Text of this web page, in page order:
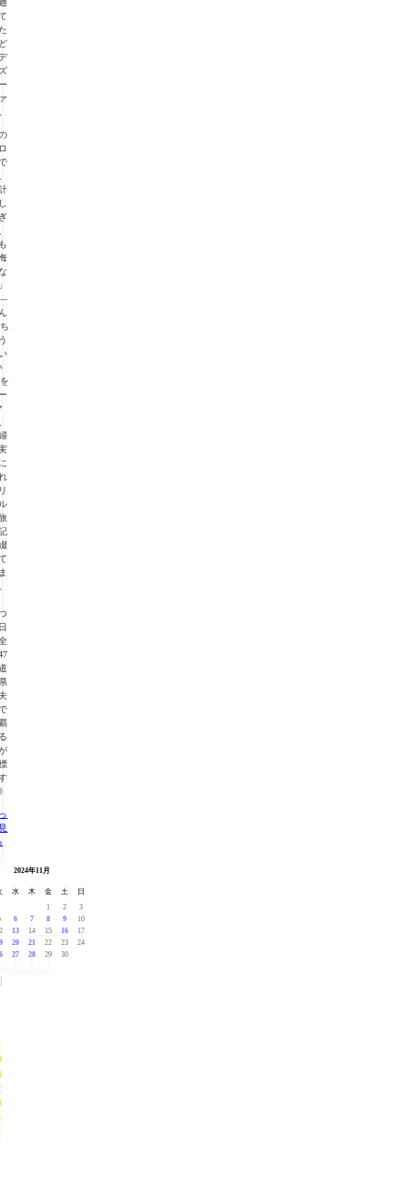
2024年11月
水 木 金 土
日
1
2
3
6 7 8 9
10
13 14 15 16
17
20 21 22 23
24
27 28 29 30
« 10月
月 »
「鈴
か
まぼ
この
」
つ
て